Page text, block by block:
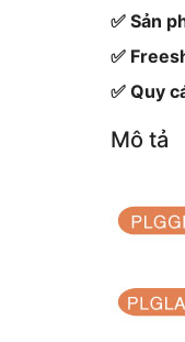
✅ Sản
✅
✅ Quy
Mô tả